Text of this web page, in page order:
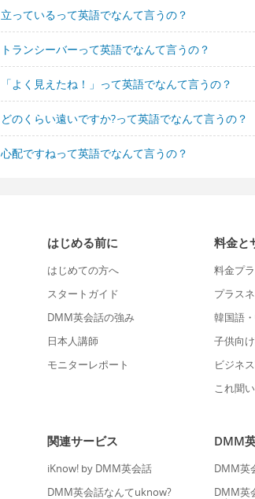
立っているって英語でなんて言うの？
トランシーバーって英語でなんて言うの？
「よく見えたね！」って英語でなんて言うの？
どのくらい遠いですか?って英語でなんて言うの？
心配ですねって英語でなんて言うの？
はじめる前に
はじめての方へ
スタートガイド
DMM英会話の強み
日本人講師
モニターレポート
料金と
料金プ
プラス
韓国語
子供向
ビジネ
これ聞
関連サービス
iKnow! by DMM英会話
DMM英会話なんてuknow?
DMM
DMM英
DMM英